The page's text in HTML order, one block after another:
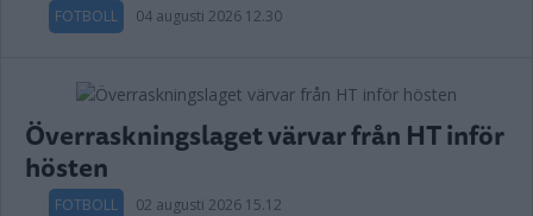
FOTBOLL 04 augusti 2026 12.30
Överraskningslaget värvar från HT inför
hösten
FOTBOLL 02 augusti 2026 15.12